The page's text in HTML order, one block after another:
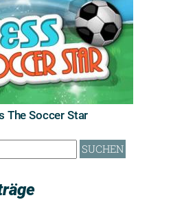
The Soccer Star